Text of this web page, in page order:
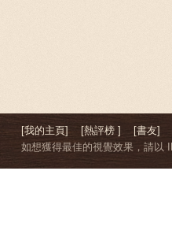
[我的主頁] [熱評榜 ] [書友]
如想獲得最佳的視覺效果，請以